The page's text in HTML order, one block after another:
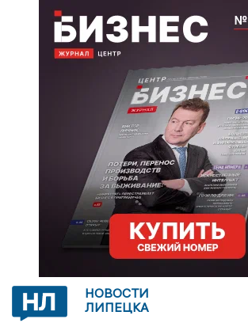
НОВОСТИ
ЛИПЕЦКА